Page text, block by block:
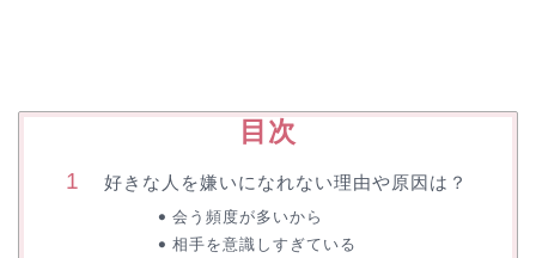
目次
好きな人を嫌いになれない理由や原因は？
会う頻度が多いから
相手を意識しすぎている